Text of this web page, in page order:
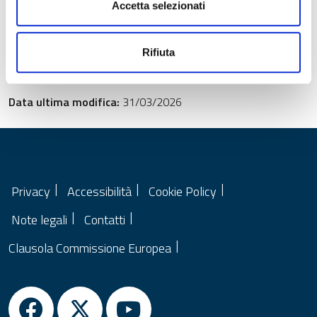
Accetta selezionati
Rifiuta
Data di pubblicazione:31/03/2026
Data ultima modifica: 31/03/2026
Privacy Accessibilità
Cookie Policy
Note legali
Contatti
Clausola Commissione Europea